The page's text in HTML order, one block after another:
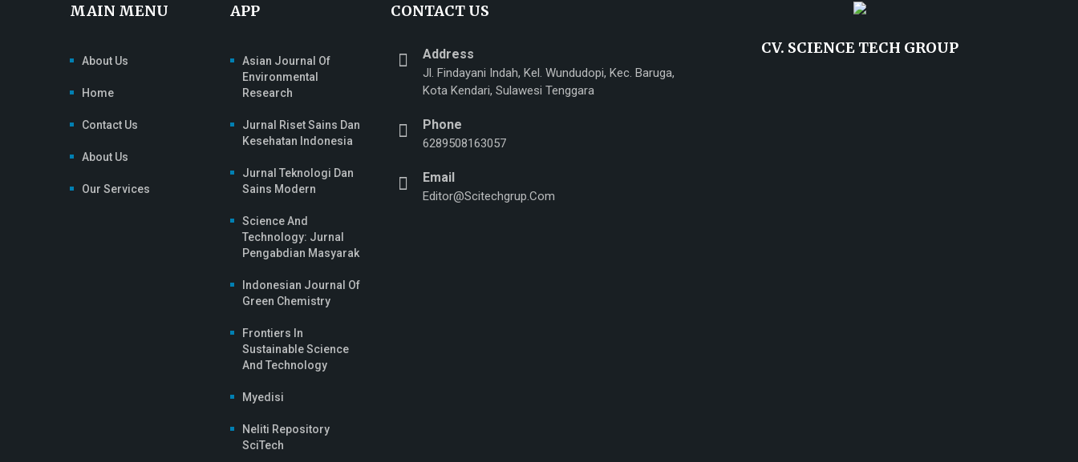
MAIN MENU
About Us
Home
Contact Us
About Us
Our Services
APP
Asian Journal Of
Environmental
Research
Jurnal Riset Sains Dan
Kesehatan Indonesia
Jurnal Teknologi Dan
Sains Modern
Science And
Technology: Jurnal
Pengabdian Masyarak
Indonesian Journal Of
Green Chemistry
Frontiers In
Sustainable Science
And Technology
Myedisi
Neliti Repository
SciTech
CONTACT US
Address
Jl. Findayani Indah, Kel. Wundudopi, Kec. Baruga,
Kota Kendari, Sulawesi Tenggara
Phone
6289508163057
Email
Editor@scitechgrup.com
CV. SCIENCE TECH GROUP